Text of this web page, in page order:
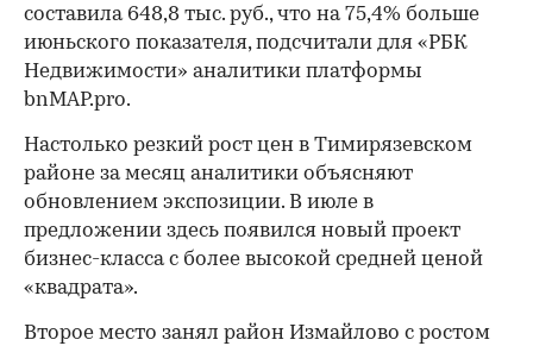
составила 648,8 тыс. руб., что на 75,4% больше
июньского показателя, подсчитали для «РБК
Недвижимости» аналитики платформы
bnMAP.pro.
Настолько резкий рост цен в Тимирязевском
районе за месяц аналитики объясняют
обновлением экспозиции. В июле в
предложении здесь появился новый проект
бизнес-класса с более высокой средней ценой
«квадрата».
Второе место занял район Измайлово с ростом